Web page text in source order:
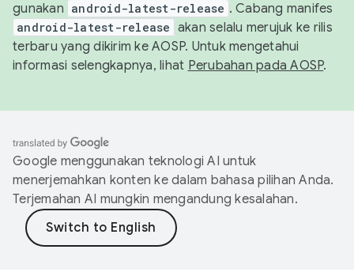
gunakan android-latest-release . Cabang manifes
android-latest-release akan selalu merujuk ke rilis
terbaru yang dikirim ke AOSP. Untuk mengetahui
informasi selengkapnya, lihat Perubahan pada AOSP.
Google menggunakan teknologi AI untuk
menerjemahkan konten ke dalam bahasa pilihan Anda.
Terjemahan AI mungkin mengandung kesalahan.